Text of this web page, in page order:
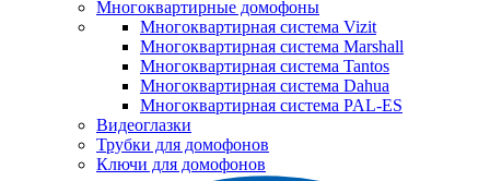
Многоквартирные домофоны
Многоквартирная система Vizit
Многоквартирная система Marshall
Многоквартирная система Tantos
Многоквартирная система Dahua
Многоквартирная система PAL-ES
Видеоглазки
Трубки для домофонов
Ключи для домофонов